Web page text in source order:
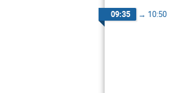
09:35 → 10:50